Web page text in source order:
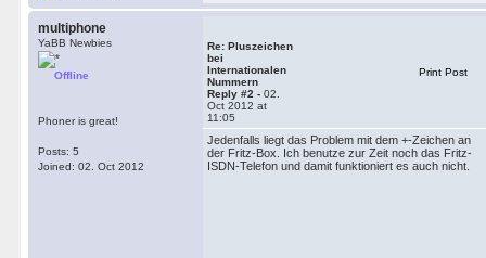
multiphone
YaBB Newbies
Offline
Phoner is great!
Posts: 5
Joined: 02. Oct 2012
Re: Pluszeichen
bei
Internationalen
Nummern
Reply #2 - 02.
Oct 2012 at
11:05
Print Post
Jedenfalls liegt das Problem mit dem +-Zeichen an
der Fritz-Box. Ich benutze zur Zeit noch das Fritz-
ISDN-Telefon und damit funktioniert es auch nicht.